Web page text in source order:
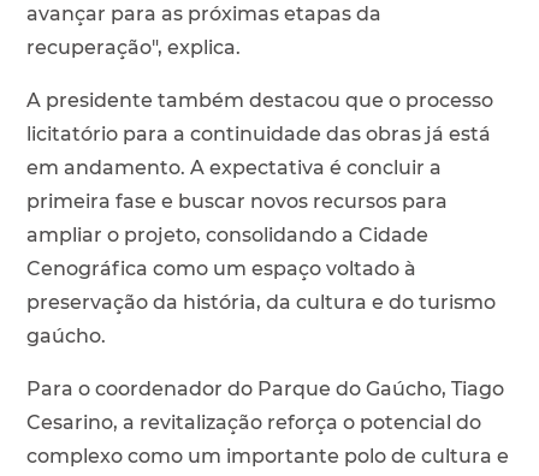
avançar para as próximas etapas da
recuperação", explica.
A presidente também destacou que o processo
licitatório para a continuidade das obras já está
em andamento. A expectativa é concluir a
primeira fase e buscar novos recursos para
ampliar o projeto, consolidando a Cidade
Cenográfica como um espaço voltado à
preservação da história, da cultura e do turismo
gaúcho.
Para o coordenador do Parque do Gaúcho, Tiago
Cesarino, a revitalização reforça o potencial do
complexo como um importante polo de cultura e